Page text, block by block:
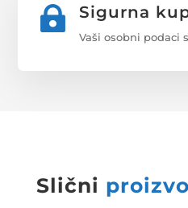
 Sigurna
Vaši osobni podaci
Slični